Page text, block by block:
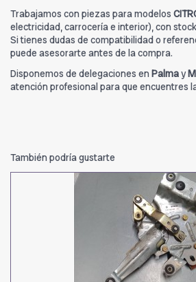
Trabajamos con piezas para modelos
electricidad, carrocería e interior), con
Si tienes dudas de compatibilidad o
puede asesorarte antes de la compra.
Disponemos de delegaciones en Palmay
atención profesional para que encuentres
También podría gustarte